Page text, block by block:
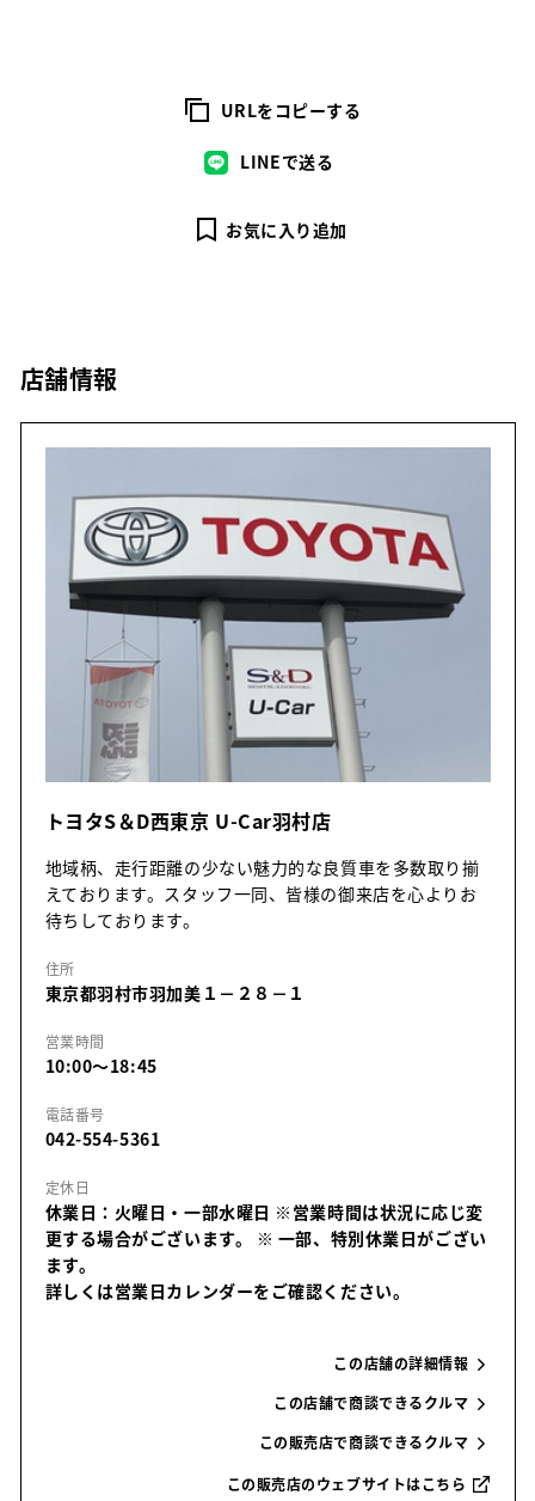
URLをコピーする
LINEで送る
お気に入り追加
店舗情報
トヨタS＆D西東京 U-Car羽村店
地域柄、走行距離の少ない魅力的な良質車を多数取り揃
えております。スタッフ一同、皆様の御来店を心よりお
待ちしております。
住所
東京都羽村市羽加美１－２８－１
営業時間
10:00～18:45
電話番号
042-554-5361
定休日
休業日：火曜日・一部水曜日 ※営業時間は状況に応じ変
更する場合がございます。
※ 一部、特別休業日がござい
ます。
詳しくは営業日カレンダーをご確認ください。
この店舗の詳細情報
この店舗で商談できるクルマ
この販売店で商談できるクルマ
この販売店のウェブサイトはこちら